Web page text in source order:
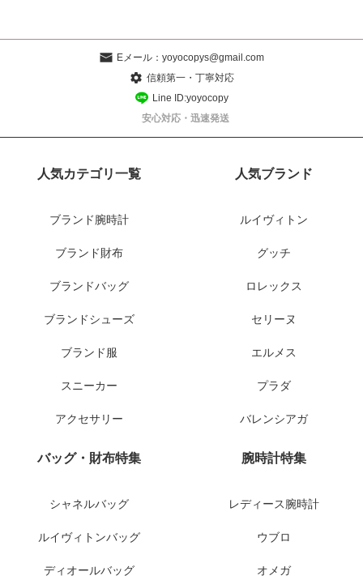
Eメール： yoyocopys@gmail.com
信頼第一・丁寧対応
Line ID:yoyocopy
安心対応・迅速発送
人気カテゴリ一覧
ブランド腕時計
ブランド財布
ブランドバッグ
ブランドシューズ
ブランド服
スニーカー
アクセサリー
人気ブランド
ルイヴィトン
グッチ
ロレックス
セリーヌ
エルメス
プラダ
バレンシアガ
バッグ・財布特集
シャネルバッグ
ルイヴィトンバッグ
ディオールバッグ
腕時計特集
レディース腕時計
ウブロ
オメガ